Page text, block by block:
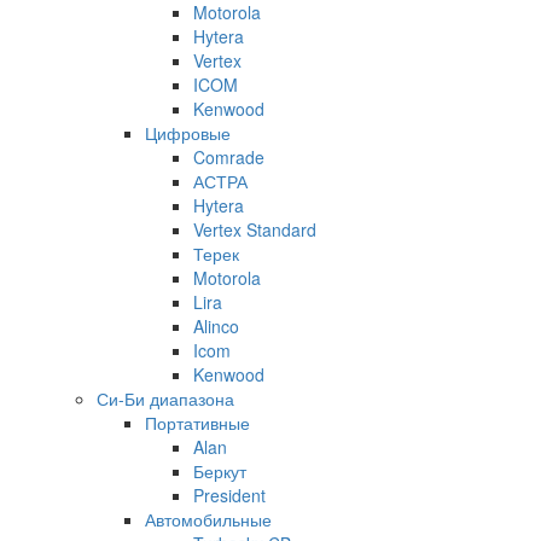
Motorola
Hytera
Vertex
ICOM
Kenwood
Цифровые
Comrade
АСТРА
Hytera
Vertex Standard
Терек
Motorola
Lira
Alinco
Icom
Kenwood
Си-Би диапазона
Портативные
Alan
Беркут
President
Автомобильные